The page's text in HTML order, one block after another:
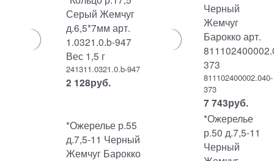
Серый Жемчуг
д.6,5*7мм арт.
1.0321.0.b-947
Вес 1,5 г
241311.0321.0.b-947
2 128руб.
Черный
Жемчуг
Барокко арт.
373
811102400002.040-
373
7 743руб.
*Ожерелье р.55
д.7,5-11 Черный
Жемчуг Барокко
*Ожерелье
р.50 д.7,5-11
Черный